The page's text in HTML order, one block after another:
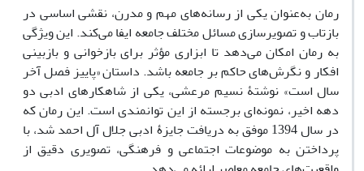
رمان به‌عنوان یکی از رسانه‌های مهم و مدرن، نقشی اساسی در
بازتاب و تصویرسازی مسائل مختلف جامعه ایفا می‌کند. این ویژگی
به رمان امکان می‌دهد تا ابزاری مؤثر برای بازخوانی و بازبینی
افکار و نگرش‌های حاکم بر جامعه باشد. داستان «پاییز فصل آخر
سال است» نوشتۀ نسیم مرعشی، یکی از شاهکارهای ادبی دو
دهه اخیر، نمونه‌ای برجسته از این توانمندی است. این رمان که
در سال 1394 موفق به دریافت جایزۀ ادبی جلال آل احمد شد، با
پرداختن به موضوعات اجتماعی و فرهنگی، تصویری دقیق از